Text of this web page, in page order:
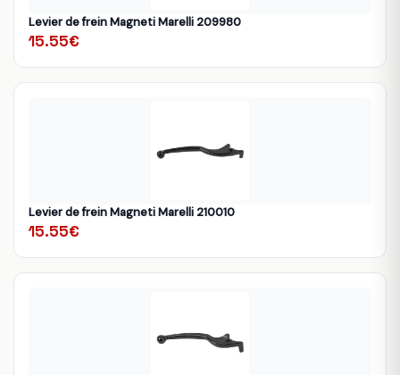
Levier de frein Magneti Marelli 209980
15.55€
Levier de frein Magneti Marelli 210010
15.55€